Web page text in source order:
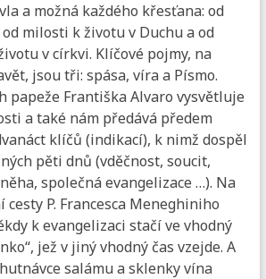
a možná každého křesťana: od
milosti k životu v Duchu a od
v církvi. Klíčové pojmy, na
jsou tři: spása, víra a Písmo.
papeže Františka Alvaro vysvětluje
a také nám předává předem
klíčů (indikací), k nimž dospěl
pěti dnů (vděčnost, soucit,
společná evangelizace …). Na
P. Francesca Meneghiniho
k evangelizaci stačí ve vhodný
jež v jiný vhodný čas vzejde. A
salámu a sklenky vína